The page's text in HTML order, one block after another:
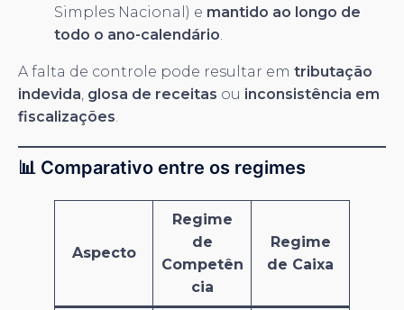
Simples Nacional) e mantido ao longo de
todo o ano-calendário.
A falta de controle pode resultar em tributação
indevida, glosa de receitas ou inconsistência em
fiscalizações.
📊 Comparativo entre os regimes
Aspecto
Regime
de
Competên
cia
Regime
de Caixa